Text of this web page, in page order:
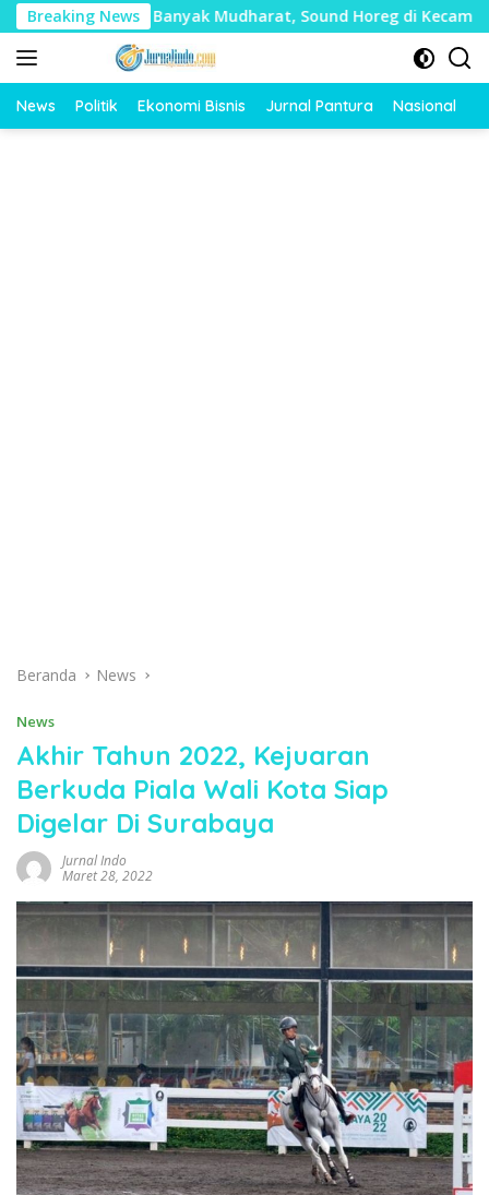
Langsung
ke
konten
Breaking News
Timbulkan Banyak Mudharat, Sound Horeg di Kecamatan
News Politik Ekonomi Bisnis Jurnal Pantura Nasional
Beranda News
News
Akhir Tahun 2022, Kejuaran
Berkuda Piala Wali Kota Siap
Digelar Di Surabaya
Jurnal Indo
Maret 28, 2022